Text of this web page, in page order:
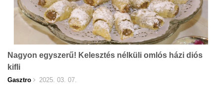
Nagyon egyszerű! Kelesztés nélküli omlós házi diós
kifli
Gasztro 2025. 03. 07.